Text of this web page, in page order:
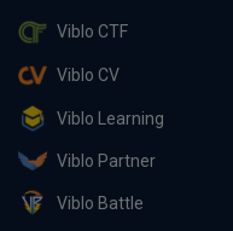
Viblo CTF
Viblo CV
Viblo Learning
Viblo Partner
Viblo Battle